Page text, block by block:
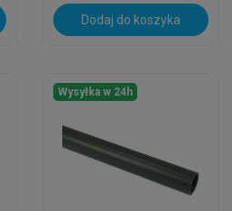
Dodaj do koszyka
Wysyłka w 24h